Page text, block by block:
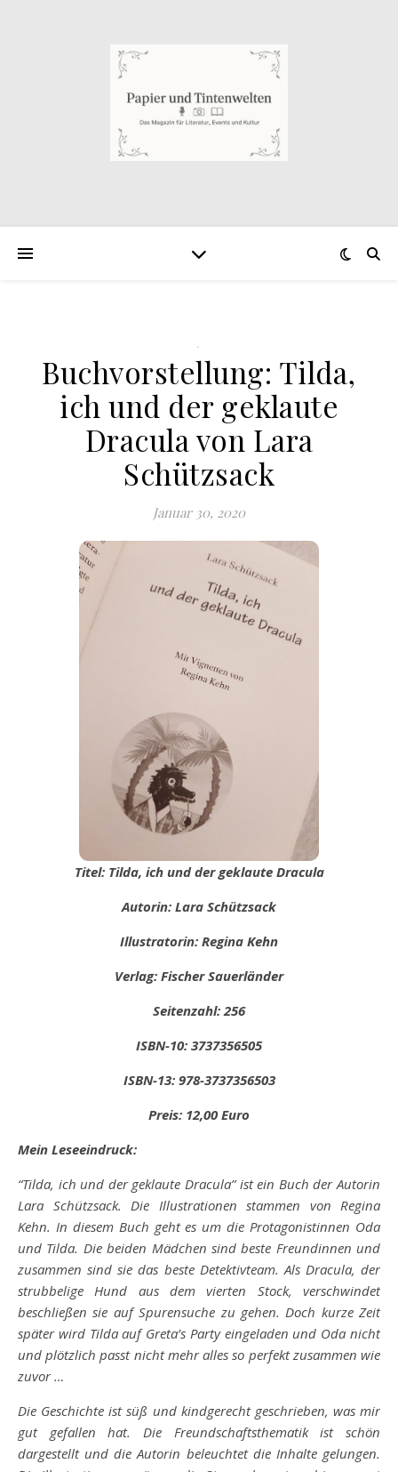
.
Buchvorstellung: Tilda,
ich und der geklaute
Dracula von Lara
Schützsack
Januar 30, 2020
Titel: Tilda, ich und der geklaute Dracula
Autorin: Lara Schützsack
Illustratorin: Regina Kehn
Verlag: Fischer Sauerländer
Seitenzahl: 256
ISBN-10: 3737356505
ISBN-13: 978-3737356503
Preis: 12,00 Euro
Mein Leseeindruck:
“Tilda, ich und der geklaute Dracula” ist ein Buch der Autorin
Lara Schützsack. Die Illustrationen stammen von Regina
Kehn. In diesem Buch geht es um die Protagonistinnen Oda
und Tilda. Die beiden Mädchen sind beste Freundinnen und
zusammen sind sie das beste Detektivteam. Als Dracula, der
strubbelige Hund aus dem vierten Stock, verschwindet
beschließen sie auf Spurensuche zu gehen. Doch kurze Zeit
später wird Tilda auf Greta’s Party eingeladen und Oda nicht
und plötzlich passt nicht mehr alles so perfekt zusammen wie
zuvor …
Die Geschichte ist süß und kindgerecht geschrieben, was mir
gut gefallen hat. Die Freundschaftsthematik ist schön
dargestellt und die Autorin beleuchtet die Inhalte gelungen.